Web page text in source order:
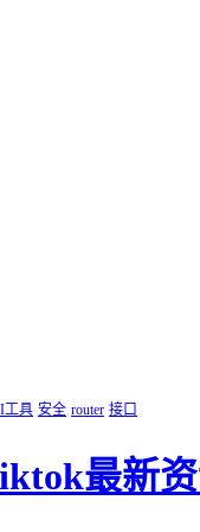
工具 安全 router 接口
最新